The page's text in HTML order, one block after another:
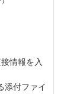
情報を入
添付ファイ